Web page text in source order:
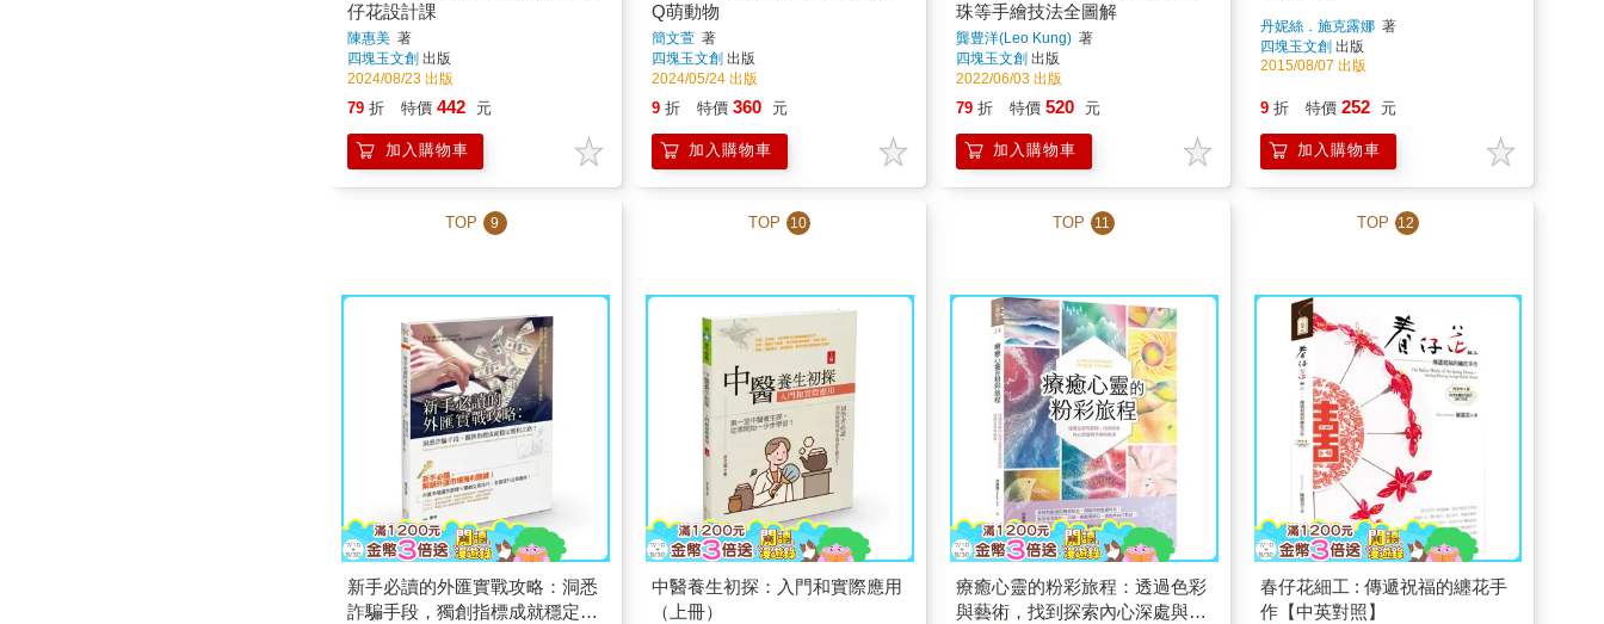
仔花設計課
陳惠美 著
四塊玉文創 出版
2024/08/23 出版
79 折 特價 442 元
加入購物車
Q萌動物
簡文萱著
四塊玉文創 出版
2024/05/24 出版
9 折 特價 360 元
加入購物車
珠等手繪技法全圖解
龔豊洋(Leo Kung)著
四塊玉文創 出版
2022/06/03 出版
79 折 特價 520 元
加入購物車
丹妮絲．施克露娜著
四塊玉文創出版
2015/08/07 出版
9 折 特價 252 元
加入購物車
TOP 9
新手必讀的外匯實戰攻略：洞悉
詐騙手段，獨創指標成就穩定獲
TOP 10
中醫養生初探：入門和實際應用
（上冊）
TOP 11
療癒心靈的粉彩旅程：透過色彩
與藝術，找到探索內心深處與共
TOP 12
春仔花細工 : 傳遞祝福的纏花手
作【中英對照】